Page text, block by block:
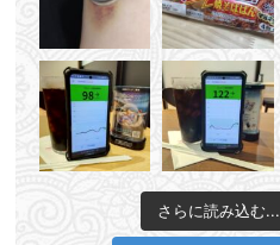
さらに読み込む...